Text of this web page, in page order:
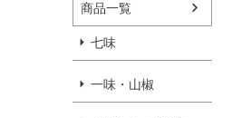
商品一覧
七味
一味・山椒